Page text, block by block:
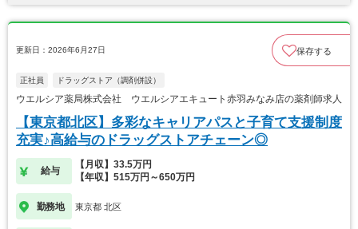
更新日：2026年6月27日 保存する
正社員 ドラッグストア（調剤併設）
ウエルシア薬局株式会社 ウエルシアエキュート赤羽みなみ店の薬剤師求人
【東京都北区】多彩なキャリアパスと子育て支援制度
充実♪高給与のドラッグストアチェーン◎
給与
【月収】33.5万円
【年収】515万円～650万円
勤務地 東京都 北区